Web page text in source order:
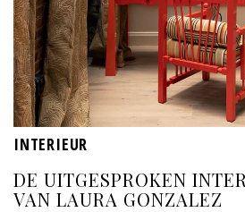
INTERIEUR
DE UITGESPROKEN
VAN LAURA GONZALEZ